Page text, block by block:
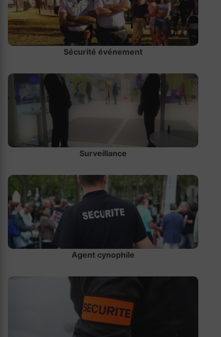
Sécurité événement
Surveillance
Agent cynophile